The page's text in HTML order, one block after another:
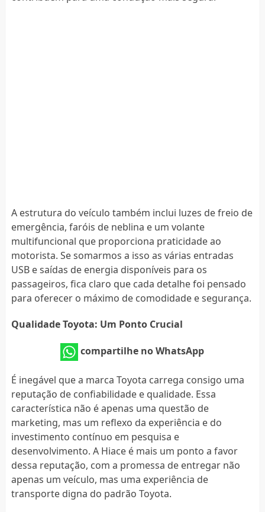
A estrutura do veículo também inclui luzes de freio de
emergência, faróis de neblina e um volante
multifuncional que proporciona praticidade ao
motorista. Se somarmos a isso as várias entradas
USB e saídas de energia disponíveis para os
passageiros, fica claro que cada detalhe foi pensado
para oferecer o máximo de comodidade e segurança.
Qualidade Toyota: Um Ponto Crucial
compartilhe no WhatsApp
É inegável que a marca Toyota carrega consigo uma
reputação de confiabilidade e qualidade. Essa
característica não é apenas uma questão de
marketing, mas um reflexo da experiência e do
investimento contínuo em pesquisa e
desenvolvimento. A Hiace é mais um ponto a favor
dessa reputação, com a promessa de entregar não
apenas um veículo, mas uma experiência de
transporte digna do padrão Toyota.